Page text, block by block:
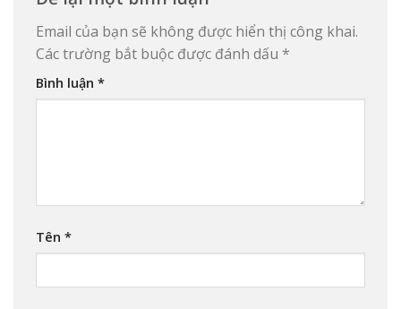
Email của bạn sẽ không được hiển thị công khai.
Các trường bắt buộc được đánh dấu *
Bình luận *
Tên *